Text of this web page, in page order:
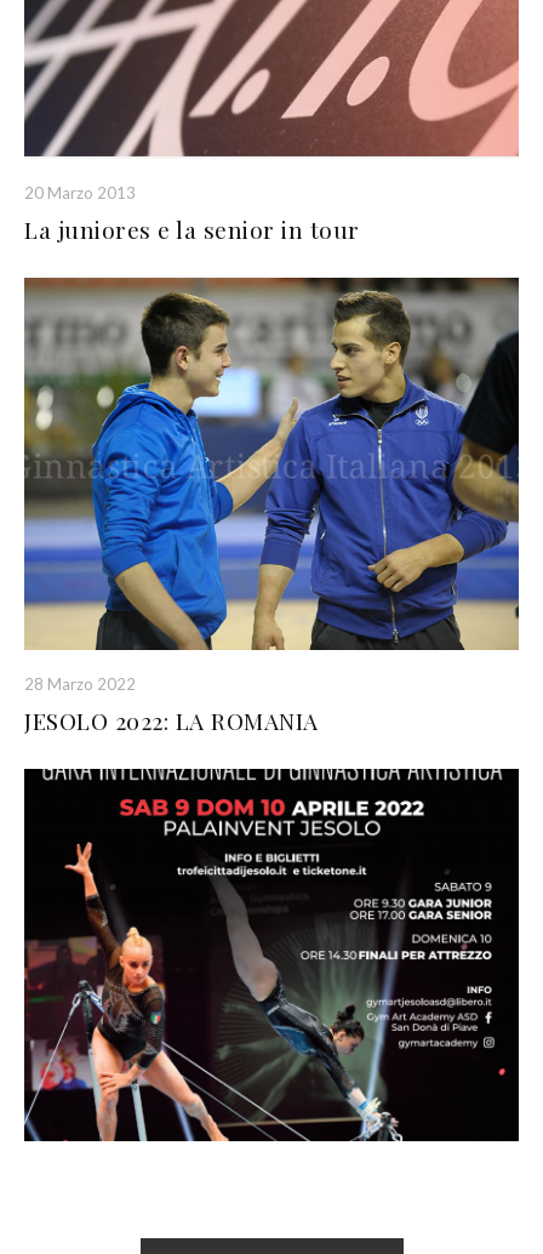
20 Marzo 2013
La juniores e la senior in tour
28 Marzo 2022
JESOLO 2022: LA ROMANIA